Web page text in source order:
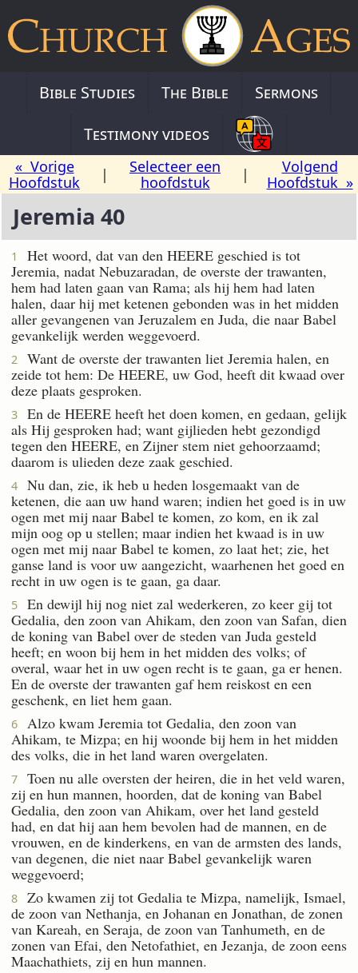
Bible Studies The Bible
Sermons
Testimony videos
« Vorige
Hoofdstuk
|
Selecteer een
hoofdstuk
|
Volgend
Hoofdstuk »
Jeremia 40
1
Het woord, dat van den HEERE geschied is tot
Jeremia, nadat Nebuzaradan, de overste der trawanten,
hem had laten gaan van Rama; als hij hem had laten
halen, daar hij met ketenen gebonden was in het midden
aller gevangenen van Jeruzalem en Juda, die naar Babel
gevankelijk werden weggevoerd.
2
Want de overste der trawanten liet Jeremia halen, en
zeide tot hem: De HEERE, uw God, heeft dit kwaad over
deze plaats gesproken.
3
En de HEERE heeft het doen komen, en gedaan, gelijk
als Hij gesproken had; want gijlieden hebt gezondigd
tegen den HEERE, en Zijner stem niet gehoorzaamd;
daarom is ulieden deze zaak geschied.
4
Nu dan, zie, ik heb u heden losgemaakt van de
ketenen, die aan uw hand waren; indien het goed is in uw
ogen met mij naar Babel te komen, zo kom, en ik zal
mijn oog op u stellen; maar indien het kwaad is in uw
ogen met mij naar Babel te komen, zo laat het; zie, het
ganse land is voor uw aangezicht, waarhenen het goed en
recht in uw ogen is te gaan, ga daar.
5
En dewijl hij nog niet zal wederkeren, zo keer gij tot
Gedalia, den zoon van Ahikam, den zoon van Safan, dien
de koning van Babel over de steden van Juda gesteld
heeft; en woon bij hem in het midden des volks; of
overal, waar het in uw ogen recht is te gaan, ga er henen.
En de overste der trawanten gaf hem reiskost en een
geschenk, en liet hem gaan.
6
Alzo kwam Jeremia tot Gedalia, den zoon van
Ahikam, te Mizpa; en hij woonde bij hem in het midden
des volks, die in het land waren overgelaten.
7
Toen nu alle oversten der heiren, die in het veld waren,
zij en hun mannen, hoorden, dat de koning van Babel
Gedalia, den zoon van Ahikam, over het land gesteld
had, en dat hij aan hem bevolen had de mannen, en de
vrouwen, en de kinderkens, en van de armsten des lands,
van degenen, die niet naar Babel gevankelijk waren
weggevoerd;
8
Zo kwamen zij tot Gedalia te Mizpa, namelijk, Ismael,
de zoon van Nethanja, en Johanan en Jonathan, de zonen
van Kareah, en Seraja, de zoon van Tanhumeth, en de
zonen van Efai, den Netofathiet, en Jezanja, de zoon eens
Maachathiets, zij en hun mannen.